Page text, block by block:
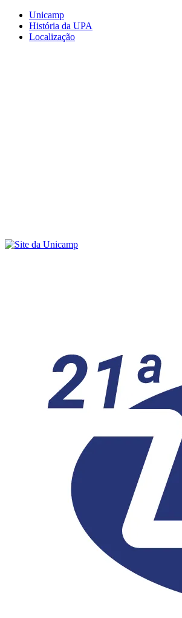
Conteúdo principal
Unicamp
História da UPA
Localização